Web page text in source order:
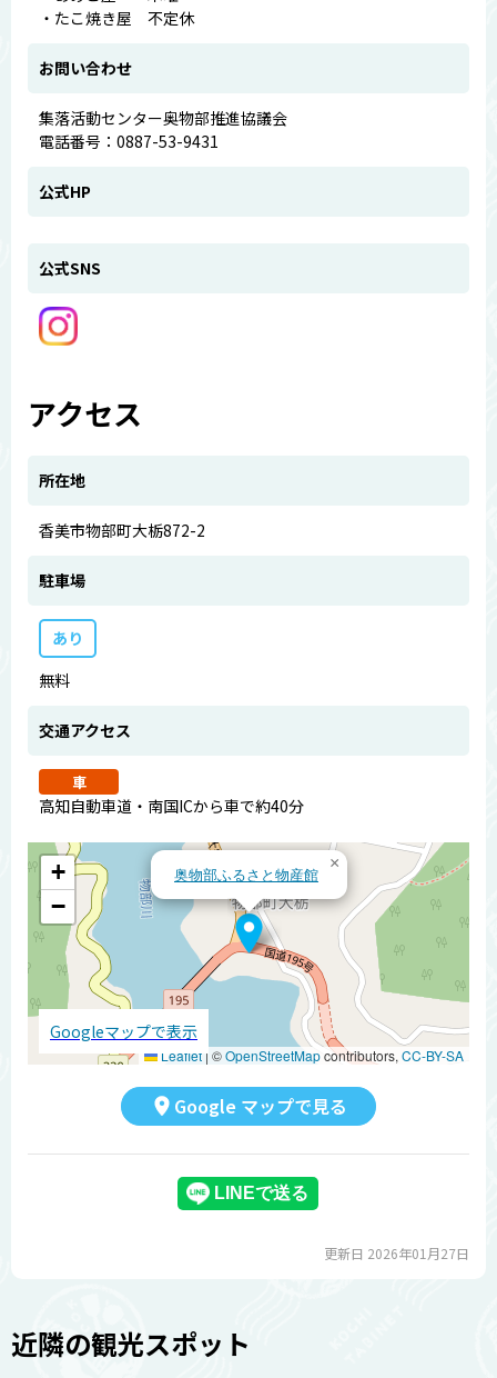
・たこ焼き屋 不定休
お問い合わせ
集落活動センター奥物部推進協議会
電話番号：0887-53-9431
公式HP
公式SNS
アクセス
所在地
香美市物部町大栃872-2
駐車場
あり
無料
交通アクセス
車
高知自動車道・南国ICから車で約40分
奥物部ふるさと物産館
×
+
−
Leaflet | ©OpenStreetMapcontributors, CC-BY-SA
Googleマップで表示
Google マップで見る
更新日 2026年01月27日
近隣の観光スポット